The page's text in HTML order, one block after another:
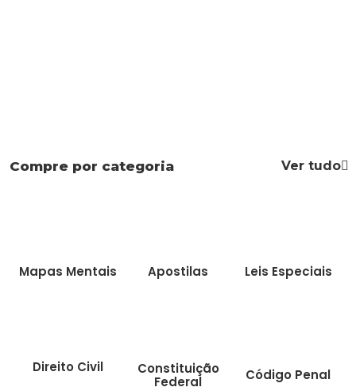
Compre por categoria Ver tudo
Mapas Mentais Apostilas Leis Especiais
Direito Civil
Constituição
Federal
Código Penal